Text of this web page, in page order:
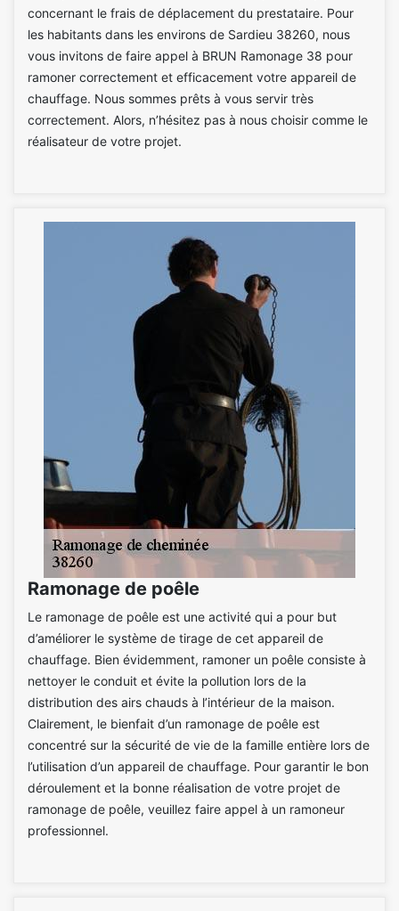
concernant le frais de déplacement du prestataire. Pour
les habitants dans les environs de Sardieu 38260, nous
vous invitons de faire appel à BRUN Ramonage 38 pour
ramoner correctement et efficacement votre appareil de
chauffage. Nous sommes prêts à vous servir très
correctement. Alors, n’hésitez pas à nous choisir comme le
réalisateur de votre projet.
Ramonage de poêle
Le ramonage de poêle est une activité qui a pour but
d’améliorer le système de tirage de cet appareil de
chauffage. Bien évidemment, ramoner un poêle consiste à
nettoyer le conduit et évite la pollution lors de la
distribution des airs chauds à l’intérieur de la maison.
Clairement, le bienfait d’un ramonage de poêle est
concentré sur la sécurité de vie de la famille entière lors de
l’utilisation d’un appareil de chauffage. Pour garantir le bon
déroulement et la bonne réalisation de votre projet de
ramonage de poêle, veuillez faire appel à un ramoneur
professionnel.